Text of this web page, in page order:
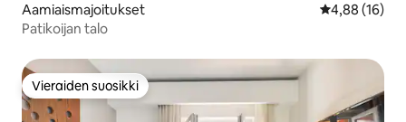
Aamiaismajoitukset
4,88 (16)
Patikoijan talo
Vieraiden suosikki
Vieraiden suosikki